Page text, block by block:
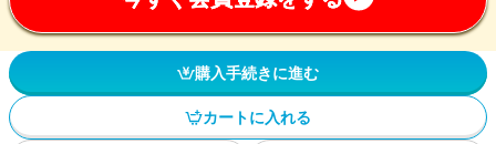
購入手続きに進む
カートに入れる